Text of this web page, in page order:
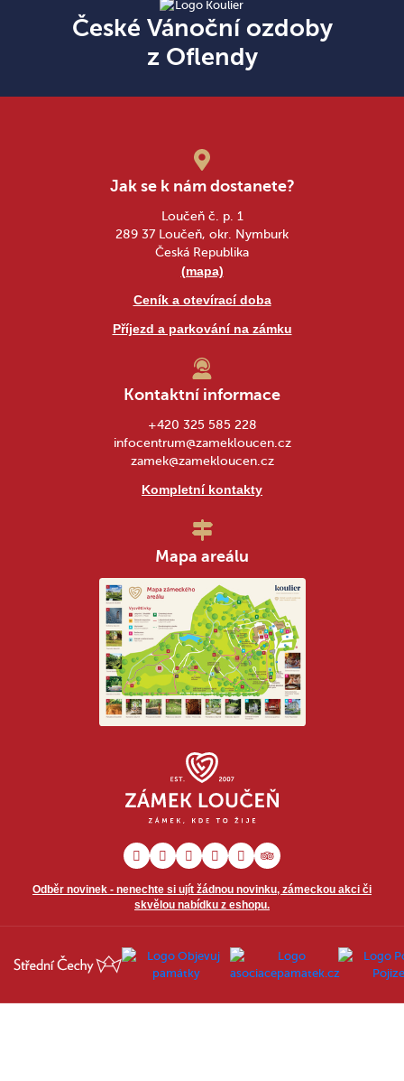
České Vánoční ozdoby
z Oflendy
Jak se k nám dostanete?
Loučeň č. p. 1
289 37 Loučeň, okr. Nymburk
Česká Republika
(mapa)
Ceník a otevírací doba
Příjezd a parkování na zámku
Odběr novinek - nenechte si ujít žádnou novinku, zámeckou akci či
skvělou nabídku z eshopu.
Kontaktní informace
+420 325 585 228
infocentrum@zamekloucen.cz
zamek@zamekloucen.cz
Kompletní kontakty
Mapa areálu